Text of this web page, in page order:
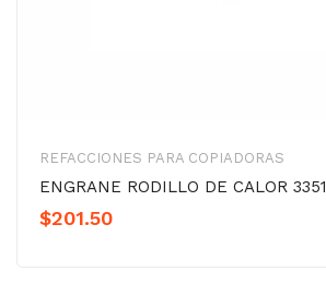
REFACCIONES PARA COPIADORAS
ENGRANE RODILLO DE CALOR 3351
$201.50